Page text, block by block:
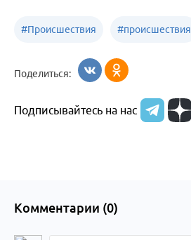
#Происшествия #происшествия
Алтайский край
Поделиться:
Подписывайтесь на нас
Комментарии (0)